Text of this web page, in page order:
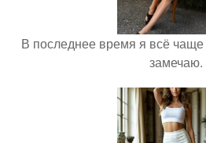
В последнее время я всё чаще
замечаю.